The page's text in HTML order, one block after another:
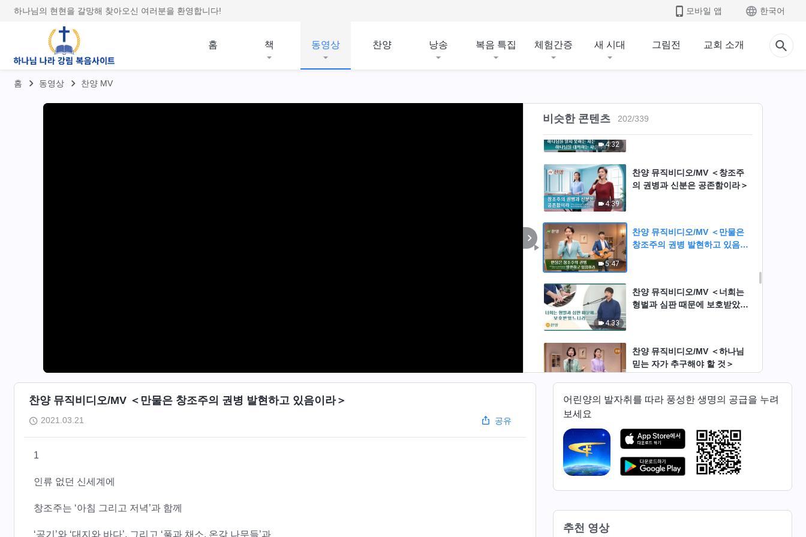
하나님의 현현을 갈망해 찾아오신 여러분을 환영합니다! 모바일 앱 한국어
홈 책 동영상 찬양 낭송 복음 특집 체험간증 새 시대 그림전 교회 소개
홈 동영상 찬양 MV
비슷한 콘텐츠 202/339
이방에서 더 크고 새로운 사역을
한 하나님＞
4:32
하는 사람이라＞
4:39
찬양 뮤직비디오/MV ＜창조주
의 권병과 신분은 공존함이라＞
5:47
찬양 뮤직비디오/MV ＜만물은
창조주의 권병 발현하고 있음이
4:33
찬양 뮤직비디오/MV ＜너희는
형벌과 심판 때문에 보호받았느
3:12
찬양 뮤직비디오/MV ＜하나님
믿는 자가 추구해야 할 것＞
3:59
(솔로 찬양)
찬양 뮤직비디오/MV ＜사람의
찬양 뮤직비디오/MV ＜만물은 창조주의 권병 발현하고 있음이라＞
2021.03.21 공유
1
인류 없던 신세계에
창조주는 ‘아침 그리고 저녁’과 함께
‘공기’와 ‘대지와 바다’, 그리고 ‘풀과 채소, 온갖 나무들’과
어린양의 발자취를 따라 풍성한 생명의 공급을 누려
보세요
추천 영상